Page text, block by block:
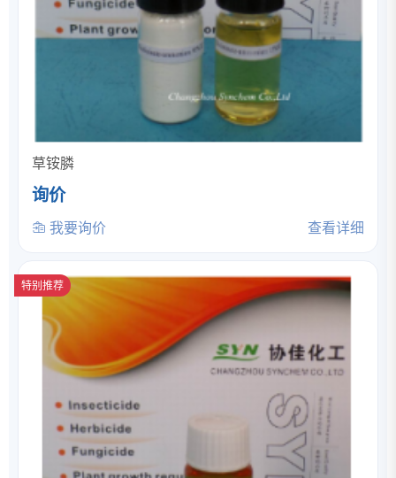
草铵膦
询价
我要询价 查看详细
特别推荐